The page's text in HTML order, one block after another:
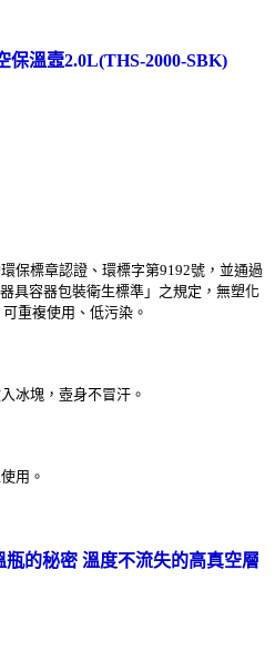
溫壼2.0L(THS-2000-SBK)
保標章認證、環標字第9192號，並通過
具容器包裝衛生標準」之規定，無塑化
重複使用、低污染。
冰塊，壺身不冒汗。
用。
的秘密 溫度不流失的高真空層